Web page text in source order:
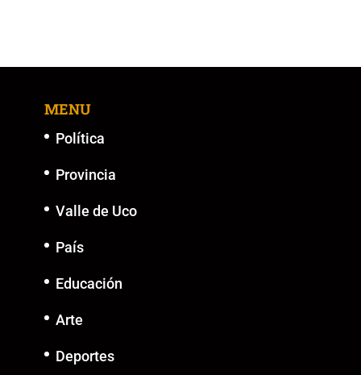
MENU
Política
Provincia
Valle de Uco
País
Educación
Arte
Deportes